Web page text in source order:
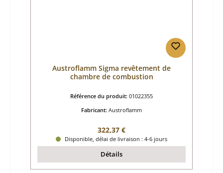
Austroflamm Sigma revêtement de
chambre de combustion
Référence du produit: 01022355
Fabricant: Austroflamm
Prix régulier :
322,37 €
Disponible, délai de livraison : 4-6 jours
Détails